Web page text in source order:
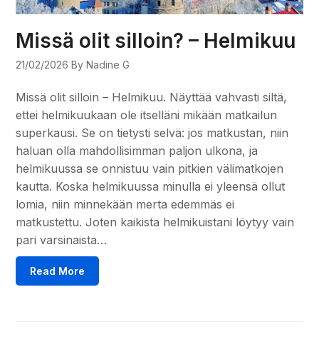
Missä olit silloin? – Helmikuu
21/02/2026 By Nadine G
Missä olit silloin – Helmikuu. Näyttää vahvasti siltä,
ettei helmikuukaan ole itselläni mikään matkailun
superkausi. Se on tietysti selvä: jos matkustan, niin
haluan olla mahdollisimman paljon ulkona, ja
helmikuussa se onnistuu vain pitkien välimatkojen
kautta. Koska helmikuussa minulla ei yleensä ollut
lomia, niin minnekään merta edemmäs ei
matkustettu. Joten kaikista helmikuistani löytyy vain
pari varsinaista…
Read More